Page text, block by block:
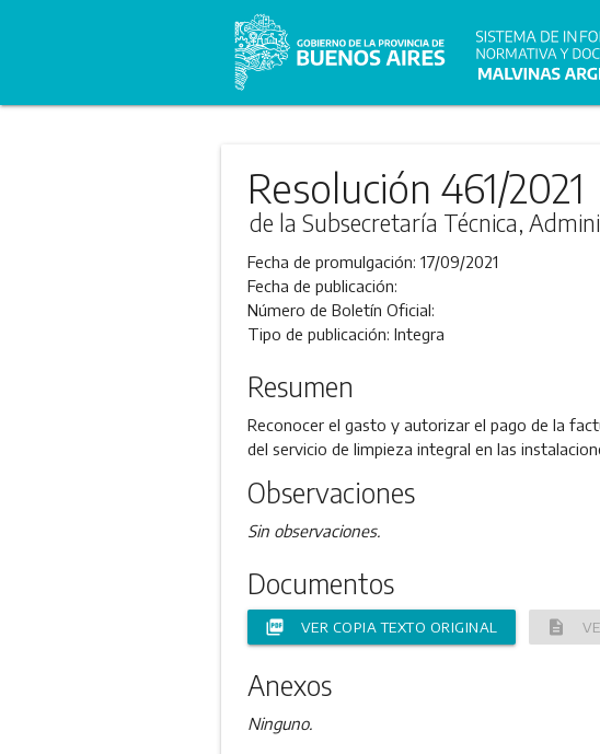
Resolución 461/2021
de la Subsecretaría Técnica,
Fecha de promulgación: 17/09/2021
Fecha de publicación:
Número de Boletín Oficial:
Tipo de publicación: Integra
Resumen
Reconocer el gasto y autorizar el pago de la
del servicio de limpieza integral en las
Observaciones
Sin observaciones.
Documentos
picture_as_pdf VER COPIA TEXTO ORIGINAL description
Anexos
Ninguno.